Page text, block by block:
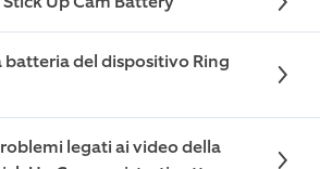
batteria del dispositivo Ring
legati ai video della